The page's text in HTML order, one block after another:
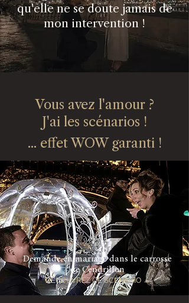
qu'elle ne se doute jamais de
mon intervention !
Vous avez l'amour ?
J'ai les scénarios !
... effet WOW garanti !
Demande en mariage dans le carrosse
de Cendrillon
DÉCOUVREZ CE SCÉNARIO →